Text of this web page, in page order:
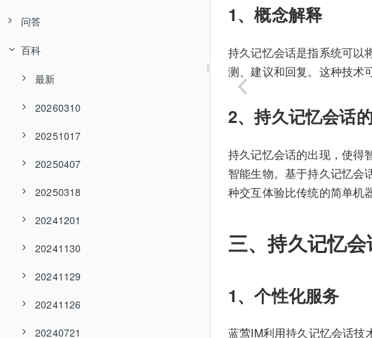
问答
百科
最新
20260310
20251017
20250407
20250318
20241201
20241130
20241129
20241126
20240721
1、概念解释
持久记忆会话是指系统可以
测、建议和回复。这种技术
2、持久记忆会话
持久记忆会话的出现，使得
智能生物。基于持久记忆会
种交互体验比传统的简单机
三、持久记忆
1、个性化服务
蓝莺IM利用持久记忆会话技